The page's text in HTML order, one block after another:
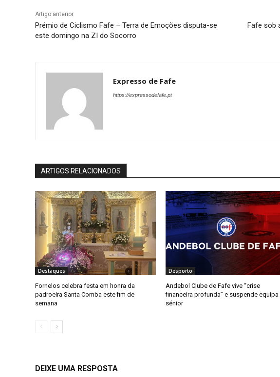
Artigo anterior
Prémio de Ciclismo Fafe – Terra de Emoções disputa-se
este domingo na ZI do Socorro
Fafe sob
Expresso de Fafe
https://expressodefafe.pt
ARTIGOS RELACIONADOS
Destaques
Fornelos celebra festa em honra da
padroeira Santa Comba este fim de
semana
Desporto
Andebol Clube de Fafe vive “crise
financeira profunda” e suspende equipa
sénior
DEIXE UMA RESPOSTA